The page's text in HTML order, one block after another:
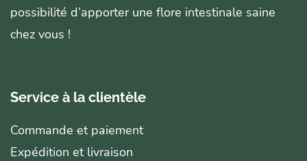
possibilité d’apporter une flore intestinale saine
chez vous !
Service à la clientèle
Commande et paiement
Expédition et livraison